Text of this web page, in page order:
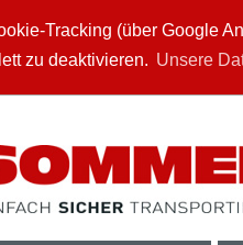
Tracking (über Google
zu deaktivieren. Unsere